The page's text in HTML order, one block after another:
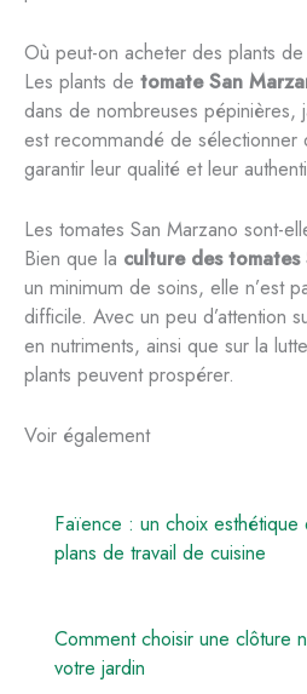
Où peut-on acheter des plants
Les plants de tomate San
dans de nombreuses pépinières,
est recommandé de sélectionner
garantir leur qualité et leur
Les tomates San Marzano sont-
Bien que la culture des
un minimum de soins, elle n’est
difficile. Avec un peu d’attention
en nutriments, ainsi que sur la
plants peuvent prospérer.
Voir également
Faïence : un choix
plans de travail de cuisine
Comment choisir une clôture
votre jardin